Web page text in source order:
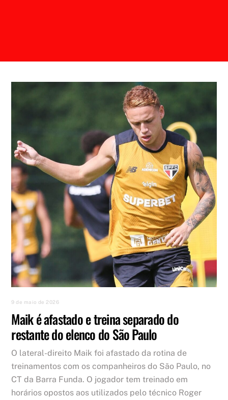
9 de maio de 2026
Maik é afastado e treina separado do
restante do elenco do São Paulo
O lateral-direito Maik foi afastado da rotina de
treinamentos com os companheiros do São Paulo, no
CT da Barra Funda. O jogador tem treinado em
horários opostos aos utilizados pelo técnico Roger